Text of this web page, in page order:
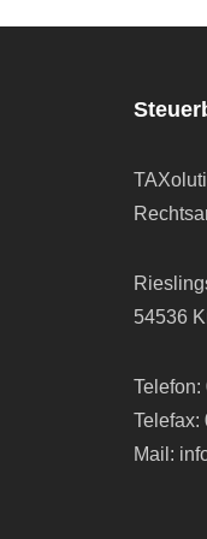
54536
Telefon:
Telefax:
Mail: